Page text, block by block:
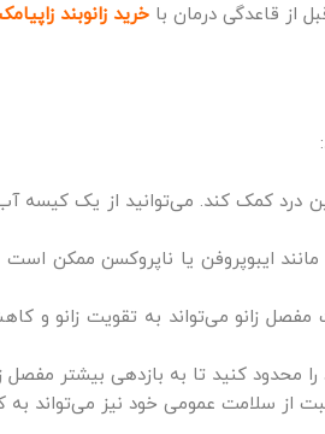
از قاعدگی درمان با خرید زانوبند
درد کمک کند. می‌توانید از یک کیسه
مانند ایبوپروفن یا ناپروکسن ممکن
زانو می‌تواند به تقویت زانو و
محدود کنید تا به بازدهی بیشتر مفصل
از سلامت عمومی خود نیز می‌تواند به